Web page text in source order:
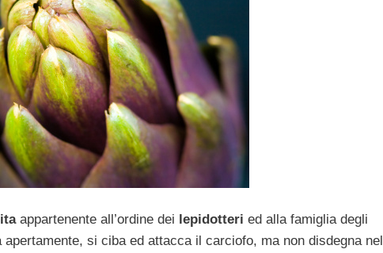
appartenente all’ordine dei lepidotteri ed alla famiglia degli
si ciba ed attacca il carciofo, ma non disdegna nel